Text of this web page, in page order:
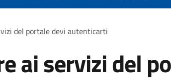
del portale devi autenticarti
ai servizi del